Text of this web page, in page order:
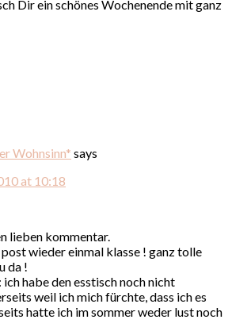
Dir ein schönes Wochenende mit ganz
Wohnsinn* says
at 10:18
lieben kommentar.
wieder einmal klasse ! ganz tolle
da !
ich habe den esstisch noch nicht
weil ich mich fürchte, dass ich es
hatte ich im sommer weder lust noch